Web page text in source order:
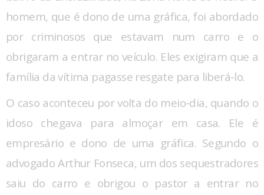
homem, que é dono de uma gráfica, foi abordado
por criminosos que estavam num carro e o
obrigaram a entrar no veículo. Eles exigiram que a
família da vítima pagasse resgate para liberá-lo.
O caso aconteceu por volta do meio-dia, quando o
idoso chegava para almoçar em casa. Ele é
empresário e dono de uma gráfica. Segundo o
advogado Arthur Fonseca, um dos sequestradores
saiu do carro e obrigou o pastor a entrar no